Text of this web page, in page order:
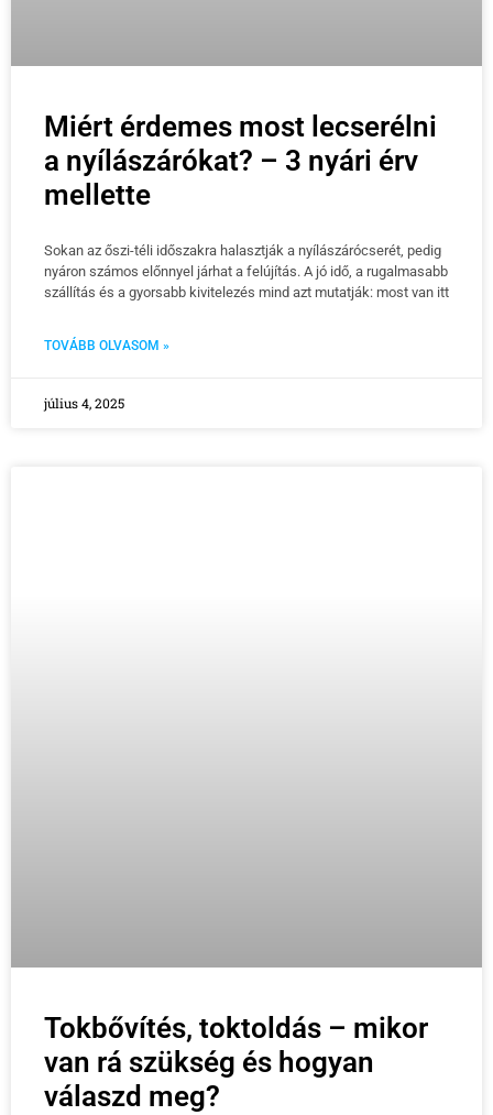
Miért érdemes most lecserélni
a nyílászárókat? – 3 nyári érv
mellette
Sokan az őszi-téli időszakra halasztják a nyílászárócserét, pedig
nyáron számos előnnyel járhat a felújítás. A jó idő, a rugalmasabb
szállítás és a gyorsabb kivitelezés mind azt mutatják: most van itt
TOVÁBB OLVASOM »
július 4, 2025
Tokbővítés, toktoldás – mikor
van rá szükség és hogyan
válaszd meg?